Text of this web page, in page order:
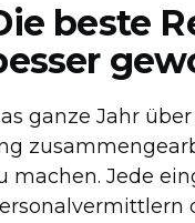
beste
ganze Jahr
machen. Jede